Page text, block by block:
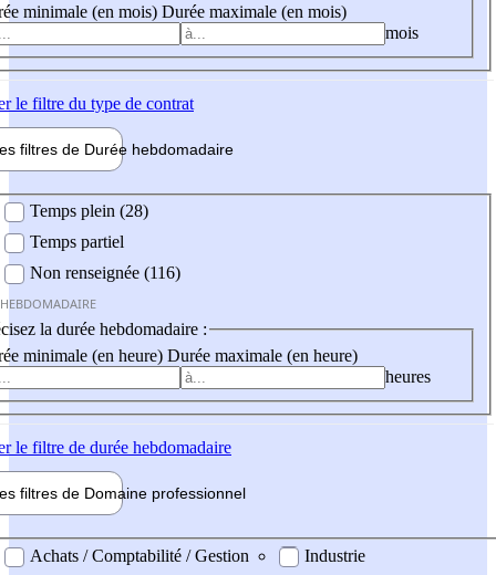
minimale (en mois) Durée maximale (en mois)
mois
le filtre du type de contrat
filtres de Durée hebdomadaire
Temps plein (28)
Temps partiel
Non renseignée (116)
la durée hebdomadaire :
minimale (en heure) Durée maximale (en heure)
heures
le filtre de durée hebdomadaire
filtres de Domaine professionnel
professionel
Achats / Comptabilité / Gestion
Industrie